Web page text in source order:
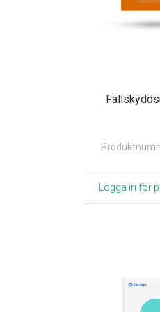
Logga in för